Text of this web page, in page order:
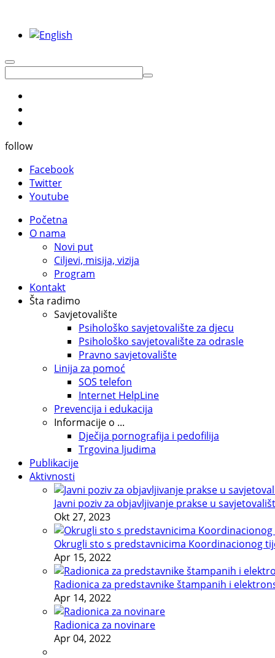
follow
Facebook
Twitter
Youtube
Početna
O nama
Novi put
Ciljevi, misija, vizija
Program
Kontakt
Šta radimo
Savjetovalište
Psihološko savjetovalište za djecu
Psihološko savjetovalište za odrasle
Pravno savjetovalište
Linija za pomoć
SOS telefon
Internet HelpLine
Prevencija i edukacija
Informacije o ...
Dječija pornografija i pedofilija
Trgovina ljudima
Publikacije
Aktivnosti
Javni poziv za objavljivanje prakse u
Okt 27, 2023
Okrugli sto s predstavnicima Koordinacionog
Apr 15, 2022
Radionica za predstavnike štampanih i
Apr 14, 2022
Radionica za novinare
Apr 04, 2022